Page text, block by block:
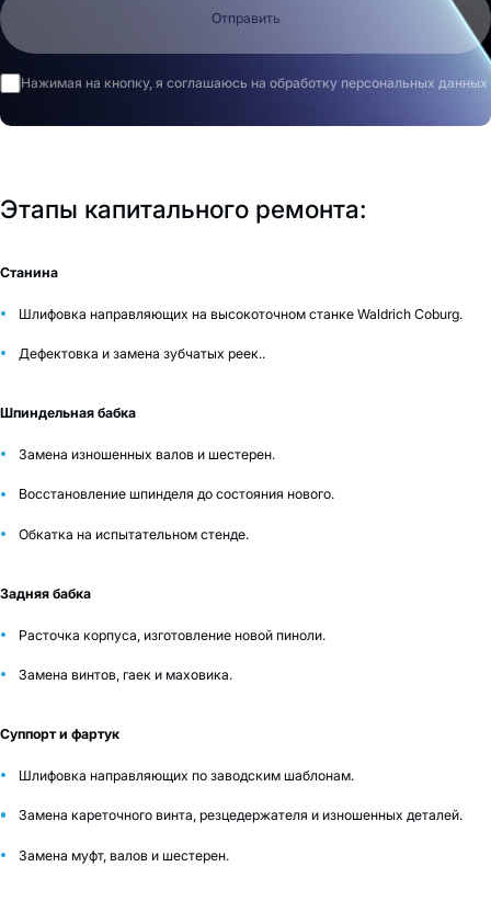
Отправить
Нажимая на кнопку, я соглашаюсь на обработку персональных данных
Этапы капитального ремонта:
Станина
Шлифовка направляющих на высокоточном станке Waldrich Coburg.
Дефектовка и замена зубчатых реек..
Шпиндельная бабка
Замена изношенных валов и шестерен.
Восстановление шпинделя до состояния нового.
Обкатка на испытательном стенде.
Задняя бабка
Расточка корпуса, изготовление новой пиноли.
Замена винтов, гаек и маховика.
Суппорт и фартук
Шлифовка направляющих по заводским шаблонам.
Замена кареточного винта, резцедержателя и изношенных деталей.
Замена муфт, валов и шестерен.